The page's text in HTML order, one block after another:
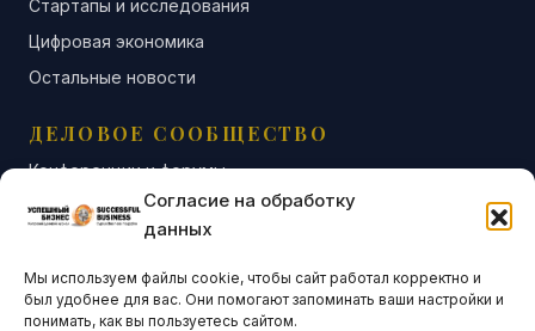
Согласие на обработку
данных
Мы используем файлы cookie, чтобы сайт работал корректно и
был удобнее для вас. Они помогают запоминать ваши настройки и
понимать, как вы пользуетесь сайтом.
Стартапы и исследования
Цифровая экономика
Остальные новости
ДЕЛОВОЕ СООБЩЕСТВО
Конференции и форумы
Бизнес-клубы и ассоциации
Остальные новости
АНАЛИТИКА И СТАТИСТИКА